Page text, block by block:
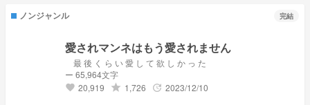
ノンジャンル 完結
愛されマンネはもう愛されません
最 後 く ら い 愛 し て 欲 し か っ た
ー 65,964文字
favorite 20,919 grade 1,726 update 2023/12/10